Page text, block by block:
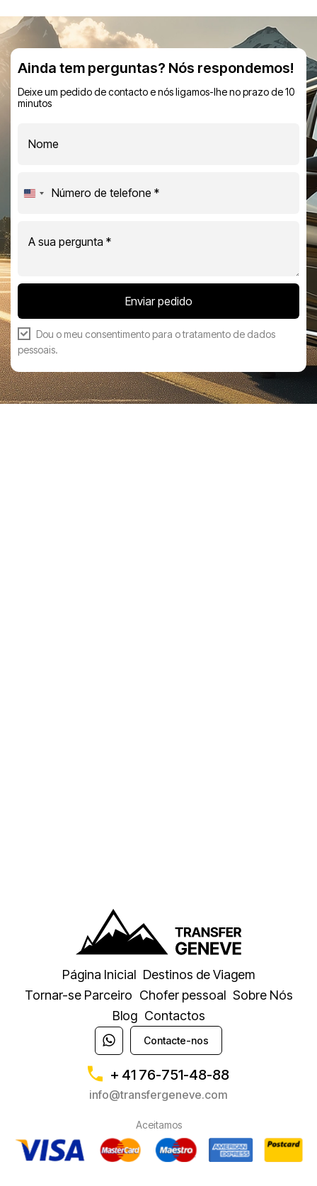
Ainda tem perguntas? Nós respondemos!
Deixe um pedido de contacto e nós ligamos-lhe no prazo de 10
minutos
United
Enviar pedido
Dou o meu consentimento para otratamento de dados
pessoais.
Página Inicial Destinos de Viagem
Tornar-se Parceiro Chofer pessoal Sobre Nós
Blog Contactos
Contacte-nos
+ 41 76-751-48-88
info@transfergeneve.com
Aceitamos